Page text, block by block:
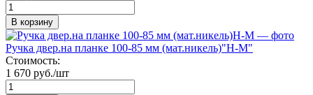
В корзину
Ручка двер.на планке 100-85 мм (мат.никель)"Н-М"
Стоимость:
1 670 руб./шт